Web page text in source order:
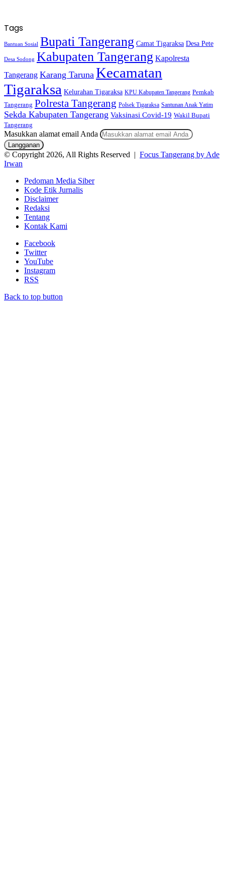
Tags
Bantuan Sosial Bupati Tangerang Camat Tigaraksa Desa Pete
Desa Sodong Kabupaten Tangerang Kapolresta
Tangerang Karang Taruna Kecamatan
Tigaraksa Kelurahan Tigaraksa KPU Kabupaten Tangerang Pemkab
Tangerang Polresta Tangerang Polsek Tigaraksa Santunan Anak Yatim
Sekda Kabupaten Tangerang Vaksinasi Covid-19 Wakil Bupati
Tangerang
Masukkan alamat email Anda
© Copyright 2026, All Rights Reserved | Focus Tangerang by Ade
Irwan
Pedoman Media Siber
Kode Etik Jurnalis
Disclaimer
Redaksi
Tentang
Kontak Kami
Facebook
Twitter
YouTube
Instagram
RSS
Back to top button